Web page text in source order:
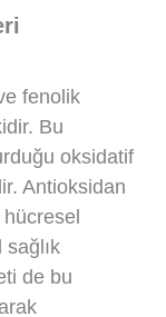
fenolik
Bu
oksidatif
Antioksidan
hücresel
de bu